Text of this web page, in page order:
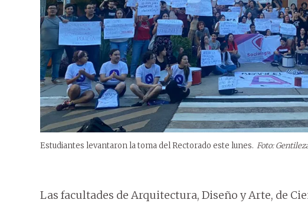
Estudiantes levantaron la toma del Rectorado este lunes. Foto:
Las facultades de Arquitectura, Diseño y Arte, de